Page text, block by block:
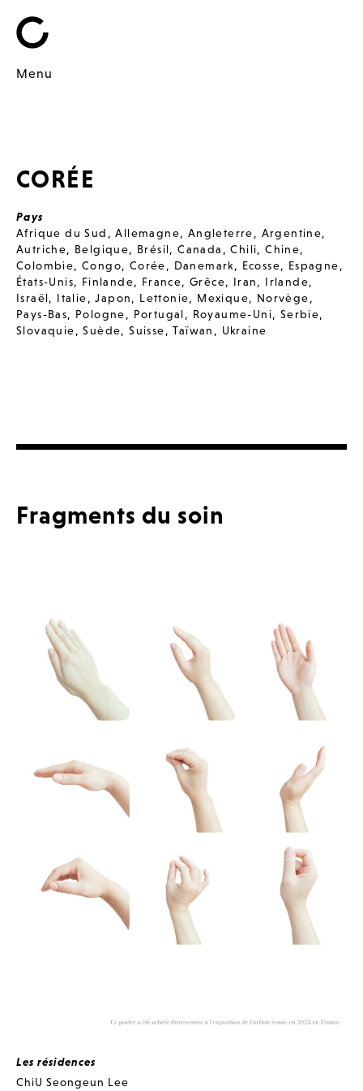
Menu
CORÉE
Pays
Afrique du Sud ,Allemagne, Angleterre, Argentine,
Autriche, Belgique, Brésil,Canada ,Chili,Chine,
Colombie,Congo, Corée, Danemark, Ecosse, Espagne,
États-Unis, Finlande, France,Grêce, Iran, Irlande,
Israël, Italie,Japon, Lettonie, Mexique, Norvège,
Pays-Bas, Pologne, Portugal, Royaume-Uni, Serbie,
Slovaquie,Suède,Suisse,Taïwan , Ukraine
Fragments du soin
Les résidences
ChiU Seongeun Lee